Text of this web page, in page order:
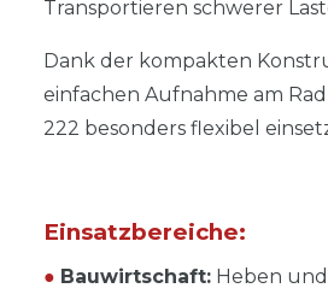
Transportieren schwerer
Dank der kompakten
einfachen Aufnahme am
222 besonders flexibel
Einsatzbereiche:
● Bauwirtschaft: Heben